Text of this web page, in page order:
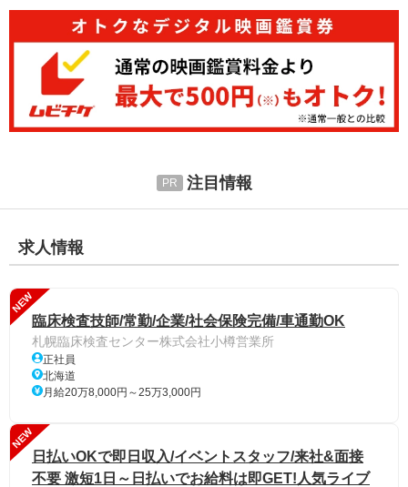
注目情報
求人情報
NEW
臨床検査技師/常勤/企業/社会保険完備/車通勤OK
札幌臨床検査センター株式会社小樽営業所
正社員
北海道
月給20万8,000円～25万3,000円
NEW
日払いOKで即日収入/イベントスタッフ/来社&面接
不要 激短1日～日払いでお給料は即GET!人気ライブ